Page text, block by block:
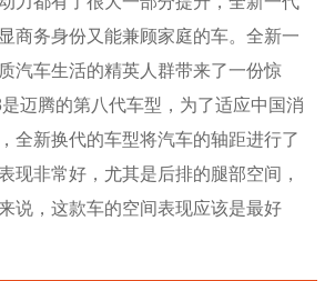
商务身份又能兼顾家庭的车。全新一
汽车生活的精英人群带来了一份惊
迈腾的第八代车型，为了适应中国消
全新换代的车型将汽车的轴距进行了
现非常好，尤其是后排的腿部空间，
说，这款车的空间表现应该是最好